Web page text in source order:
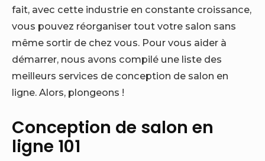
fait, avec cette industrie en constante croissance,
vous pouvez réorganiser tout votre salon sans
même sortir de chez vous. Pour vous aider à
démarrer, nous avons compilé une liste des
meilleurs services de conception de salon en
ligne. Alors, plongeons !
Conception de salon en
ligne 101